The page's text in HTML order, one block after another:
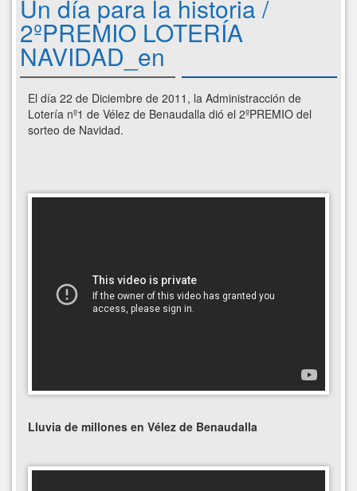
Un día para la historia /
2ºPREMIO LOTERÍA
NAVIDAD_en
El día 22 de Diciembre de 2011, la Administracción de
Lotería nº1 de Vélez de Benaudalla dió el 2ºPREMIO del
sorteo de Navidad.
Lluvia de millones en Vélez de Benaudalla